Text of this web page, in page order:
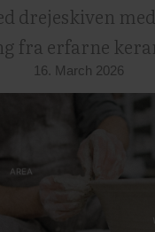
drejeskiven
fra erfarne
16. March 2026